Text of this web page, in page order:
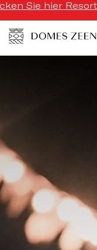
Sie hier